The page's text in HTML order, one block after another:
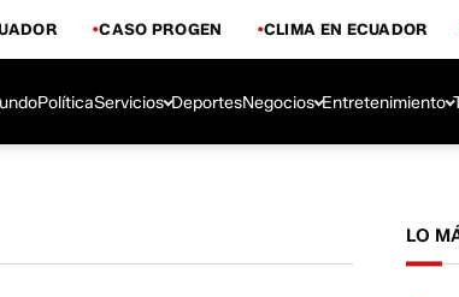
CASO PROGEN CLIMA EN ECUADOR
PolíticaServicios DeportesNegocios Entretenimiento
LO